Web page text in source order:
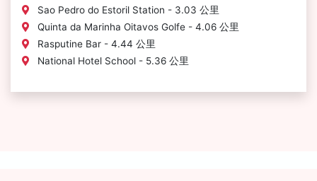
Sao Pedro do Estoril Station - 3.03 公里
Quinta da Marinha Oitavos Golfe - 4.06 公里
Rasputine Bar - 4.44 公里
National Hotel School - 5.36 公里